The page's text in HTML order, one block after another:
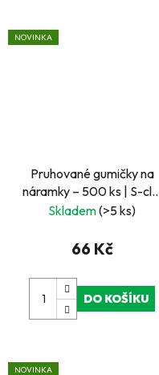
NOVINKA
Pruhované gumičky na
náramky – 500 ks | S-
spony a háček
Skladem(>5 ks)
66 Kč
DO KOŠÍKU
NOVINKA